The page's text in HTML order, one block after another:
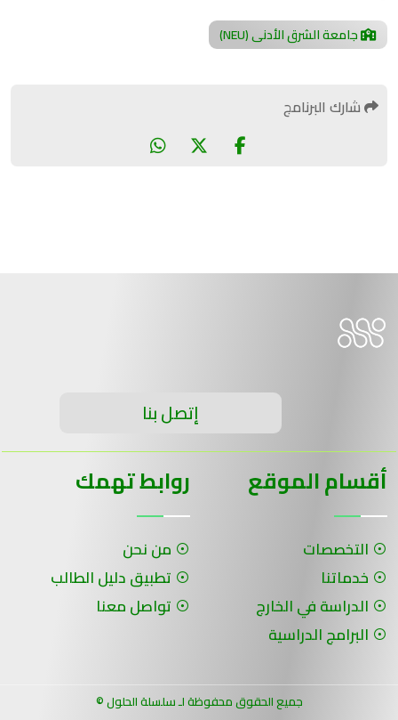
جامعة الشرق الأدنى (NEU)
شارك البرنامج
إتصل بنا
أقسام الموقع
التخصصات
خدماتنا
الدراسة في الخارج
البرامج الدراسية
روابط تهمك
من نحن
تطبيق دليل الطالب
تواصل معنا
جميع الحقوق محفوظة لـ سلسلة الحلول ©